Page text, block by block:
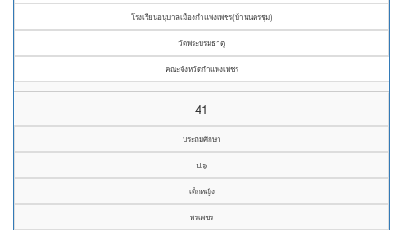
โรงเรียนอนุบาลเมืองกำแพงเพชร(บ้านนครชุม)
วัดพระบรมธาตุ
คณะจังหวัดกำแพงเพชร
41
ประถมศึกษา
ป.๖
เด็กหญิง
พรเพชร